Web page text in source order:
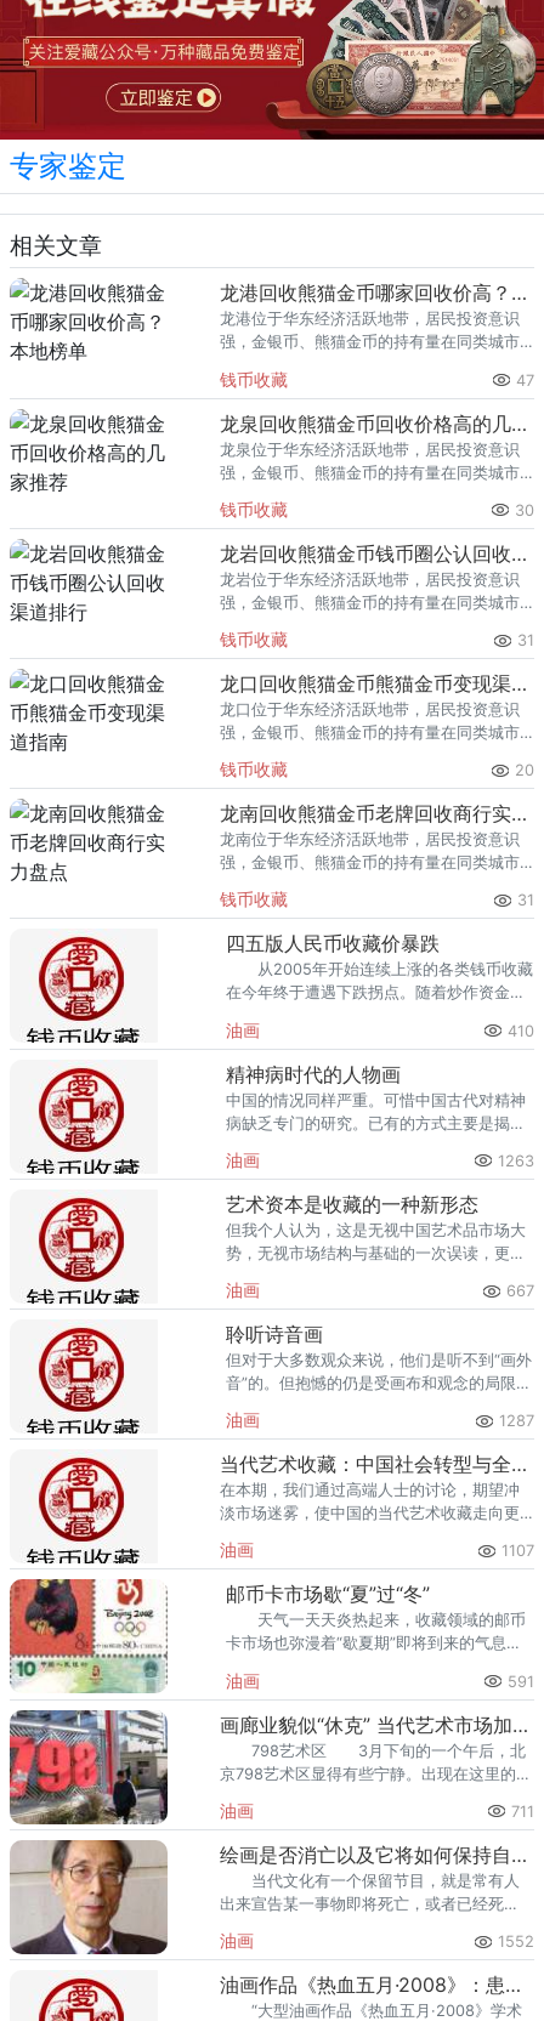
专家鉴定
相关文章
龙港回收熊猫金币哪家回收价高？本地榜单
龙港位于华东经济活跃地带，居民投资意识
强，金银币、熊猫金币的持有量在同类城市
熊猫金币的需求就明显升温，但鱼龙混杂的
回收渠道里，能精准识别版别溢
钱币收藏 47
龙泉回收熊猫金币回收价格高的几家推荐
龙泉位于华东经济活跃地带，居民投资意识
强，金银币、熊猫金币的持有量在同类城市
熊猫金币的需求就明显升温，但鱼龙混杂的
回收渠道里，能精准识别版别溢
钱币收藏 30
龙岩回收熊猫金币钱币圈公认回收渠道排行
龙岩位于华东经济活跃地带，居民投资意识
强，金银币、熊猫金币的持有量在同类城市
熊猫金币的需求就明显升温，但鱼龙混杂的
回收渠道里，能精准识别版别溢
钱币收藏 31
龙口回收熊猫金币熊猫金币变现渠道指南
龙口位于华东经济活跃地带，居民投资意识
强，金银币、熊猫金币的持有量在同类城市
熊猫金币的需求就明显升温，但鱼龙混杂的
回收渠道里，能精准识别版别溢
钱币收藏 20
龙南回收熊猫金币老牌回收商行实力盘点
龙南位于华东经济活跃地带，居民投资意识
强，金银币、熊猫金币的持有量在同类城市
熊猫金币的需求就明显升温，但鱼龙混杂的
回收渠道里，能精准识别版别溢
钱币收藏 31
四五版人民币收藏价暴跌
从2005年开始连续上涨的各类钱币收藏
在今年终于遭遇下跌拐点。随着炒作资金的
出现暴跌。
油画 410
精神病时代的人物画
中国的情况同样严重。可惜中国古代对精神
病缺乏专门的研究。已有的方式主要是揭
油画 1263
艺术资本是收藏的一种新形态
但我个人认为，这是无视中国艺术品市场大
势，无视市场结构与基础的一次误读，更是
斥与误导，极易混淆视听。
油画 667
聆听诗音画
但对于大多数观众来说，他们是听不到“画外
音”的。但抱憾的仍是受画布和观念的局限，
油画 1287
当代艺术收藏：中国社会转型与全球化
在本期，我们通过高端人士的讨论，期望冲
淡市场迷雾，使中国的当代艺术收藏走向更
油画 1107
邮币卡市场歇“夏”过“冬”
天气一天天炎热起来，收藏领域的邮币
卡市场也弥漫着“歇夏期”即将到来的气息。
油画 591
画廊业貌似“休克” 当代艺术市场加速滑入休整期
798艺术区 3月下旬的一个午后，北
京798艺术区显得有些宁静。出现在这里的游
在装潢
油画 711
绘画是否消亡以及它将如何保持自己的生命
当代文化有一个保留节目，就是常有人
出来宣告某一事物即将死亡，或者已经死
但近一个世纪以来
油画 1552
油画作品《热血五月·2008》：患难与共的心灵共鸣
“大型油画作品《热血五月·2008》学术